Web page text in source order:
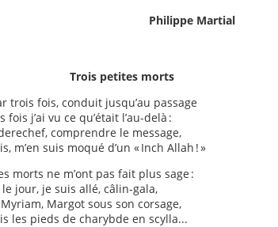
Philippe Martial
morts
trois fois, conduit jusqu’au passage
j’ai vu ce qu’était l’au-delà :
comprendre le message,
m’en suis moqué d’un « Inch Allah ! »
morts ne m’ont pas fait plus sage :
jour, je suis allé, câlin-gala,
Margot sous son corsage,
les pieds de charybde en scylla...